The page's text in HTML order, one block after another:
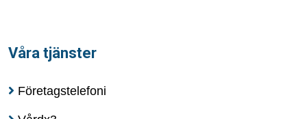
Våra tjänster
Företagstelefoni